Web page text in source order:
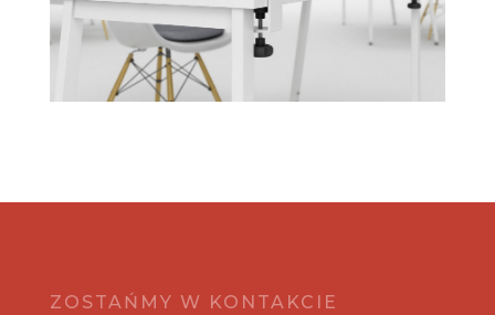
ZOSTAŃMY W KONTAKCIE